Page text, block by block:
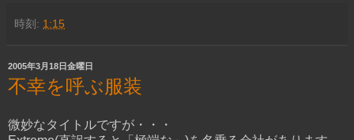
時刻: 1:15
2005年3月18日金曜日
不幸を呼ぶ服装
微妙なタイトルですが・・・